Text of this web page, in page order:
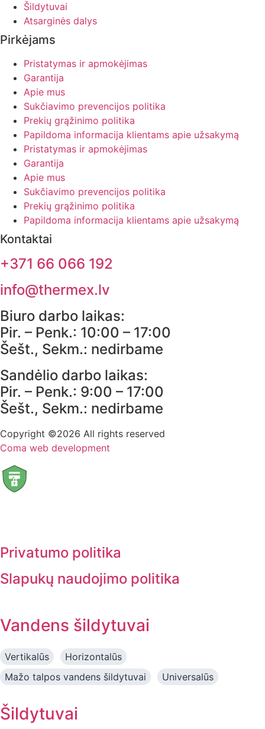
Šildytuvai
Atsarginės dalys
Pirkėjams
Pristatymas ir apmokėjimas
Garantija
Apie mus
Sukčiavimo prevencijos politika
Prekių grąžinimo politika
Papildoma informacija klientams apie užsakymą
Pristatymas ir apmokėjimas
Garantija
Apie mus
Sukčiavimo prevencijos politika
Prekių grąžinimo politika
Papildoma informacija klientams apie užsakymą
Kontaktai
+371 66 066 192
info@thermex.lv
Biuro darbo laikas:
Pir. – Penk.: 10:00 – 17:00
Šešt., Sekm.: nedirbame
Sandėlio darbo laikas:
Pir. – Penk.: 9:00 – 17:00
Šešt., Sekm.: nedirbame
Copyright ©2026 All rights reserved
Coma web development
Privatumo politika
Slapukų naudojimo politika
Vandens šildytuvai
Vertikalūs
Horizontalūs
Mažo talpos vandens šildytuvai
Universalūs
Šildytuvai